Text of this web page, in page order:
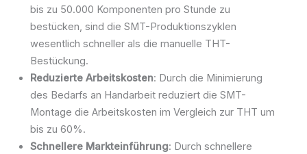
bis zu 50.000 Komponenten pro Stunde zu
bestücken, sind die SMT-Produktionszyklen
wesentlich schneller als die manuelle THT-
Bestückung.
Reduzierte Arbeitskosten: Durch die Minimierung
des Bedarfs an Handarbeit reduziert die SMT-
Montage die Arbeitskosten im Vergleich zur THT um
bis zu 60%.
Schnellere Markteinführung: Durch schnellere